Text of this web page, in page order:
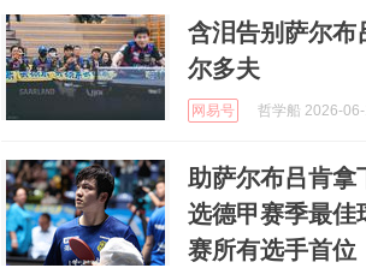
含泪告别萨尔布
尔多夫
网易号 哲学船 2026-
助萨尔布吕肯拿
选德甲赛季最佳
赛所有选手首位